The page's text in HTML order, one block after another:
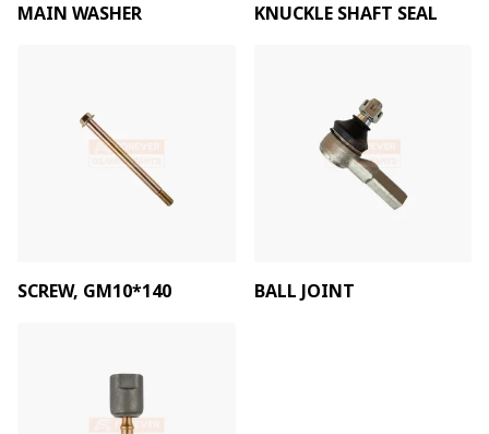
MAIN WASHER KNUCKLE SHAFT SEAL
SCREW, GM10*140 BALL JOINT